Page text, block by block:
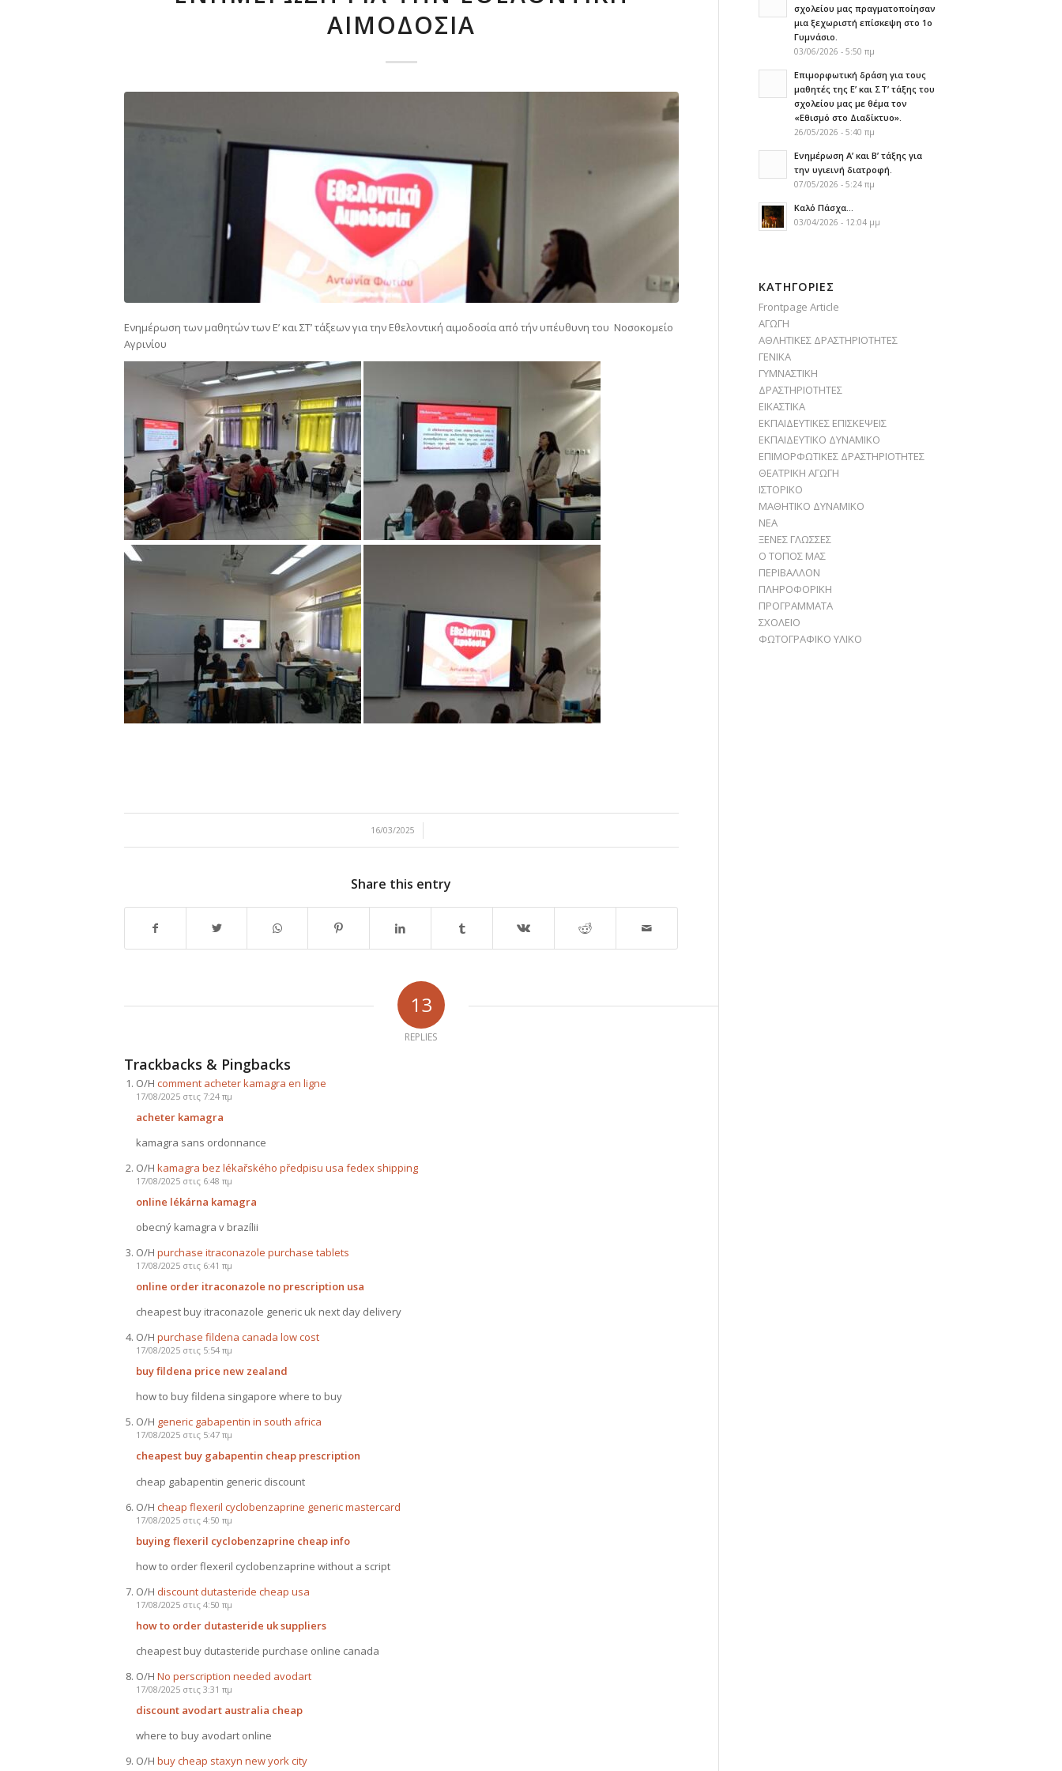
ΑΙΜΟΔΟΣΊΑ
Ενημέρωση των μαθητών των Ε’ και ΣΤ’ τάξεων για την Εθελοντική αιμοδοσία από τήν υπέυθυνη του Νοσοκομείο
Αγρινίου
16/03/2025
/
Share this entry
13
REPLIES
Trackbacks & Pingbacks
Ο/Η comment acheter kamagra en ligne
17/08/2025 στις 7:24 πμ
acheter kamagra
kamagra sans ordonnance
Ο/Η kamagra bez lékařského předpisu usa fedex shipping
17/08/2025 στις 6:48 πμ
online lékárna kamagra
obecný kamagra v brazílii
Ο/Η purchase itraconazole purchase tablets
17/08/2025 στις 6:41 πμ
online order itraconazole no prescription usa
cheapest buy itraconazole generic uk next day delivery
Ο/Η purchase fildena canada low cost
17/08/2025 στις 5:54 πμ
buy fildena price new zealand
how to buy fildena singapore where to buy
Ο/Η generic gabapentin in south africa
17/08/2025 στις 5:47 πμ
cheapest buy gabapentin cheap prescription
cheap gabapentin generic discount
Ο/Η cheap flexeril cyclobenzaprine generic mastercard
17/08/2025 στις 4:50 πμ
buying flexeril cyclobenzaprine cheap info
how to order flexeril cyclobenzaprine without a script
Ο/Η discount dutasteride cheap usa
17/08/2025 στις 4:50 πμ
how to order dutasteride uk suppliers
cheapest buy dutasteride purchase online canada
Ο/Η No perscription needed avodart
17/08/2025 στις 3:31 πμ
discount avodart australia cheap
where to buy avodart online
Ο/Η buy cheap staxyn new york city
σχολείου μας πραγματοποίησαν
μια ξεχωριστή επίσκεψη στο 1ο
Γυμνάσιο.
03/06/2026 - 5:50 πμ
Επιμορφωτική δράση για τους
μαθητές της Ε’ και ΣΤ’ τάξης του
σχολείου μας με θέμα τον
«Εθισμό στο Διαδίκτυο».
26/05/2026 - 5:40 πμ
Ενημέρωση Α’ και Β’ τάξης για
την υγιεινή διατροφή.
07/05/2026 - 5:24 πμ
Καλό Πάσχα…
03/04/2026 - 12:04 μμ
KΑΤΗΓΟΡΊΕΣ
Frontpage Article
ΑΓΩΓΗ
ΑΘΛΗΤΙΚΕΣ ΔΡΑΣΤΗΡΙΟΤΗΤΕΣ
ΓΕΝΙΚΑ
ΓΥΜΝΑΣΤΙΚΗ
ΔΡΑΣΤΗΡΙΟΤΗΤΕΣ
ΕΙΚΑΣΤΙΚΑ
ΕΚΠΑΙΔΕΥΤΙΚΕΣ ΕΠΙΣΚΕΨΕΙΣ
ΕΚΠΑΙΔΕΥΤΙΚΟ ΔΥΝΑΜΙΚΟ
ΕΠΙΜΟΡΦΩΤΙΚΕΣ ΔΡΑΣΤΗΡΙΟΤΗΤΕΣ
ΘΕΑΤΡΙΚΗ ΑΓΩΓΗ
ΙΣΤΟΡΙΚΟ
ΜΑΘΗΤΙΚΟ ΔΥΝΑΜΙΚΟ
ΝΕΑ
ΞΕΝΕΣ ΓΛΩΣΣΕΣ
Ο ΤΟΠΟΣ ΜΑΣ
ΠΕΡΙΒΑΛΛΟΝ
ΠΛΗΡΟΦΟΡΙΚΗ
ΠΡΟΓΡΑΜΜΑΤΑ
ΣΧΟΛΕΙΟ
ΦΩΤΟΓΡΑΦΙΚΟ ΥΛΙΚΟ